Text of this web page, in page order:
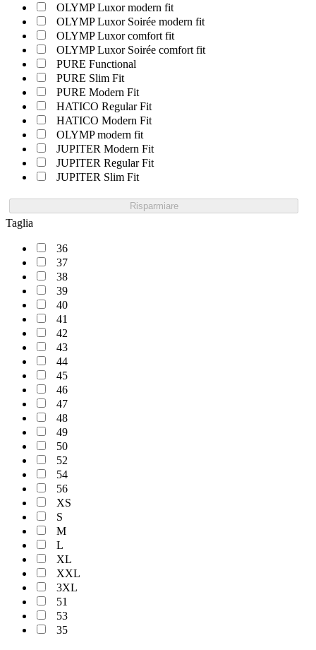
OLYMP Luxor modern fit
OLYMP Luxor Soirée modern fit
OLYMP Luxor comfort fit
OLYMP Luxor Soirée comfort fit
PURE Functional
PURE Slim Fit
PURE Modern Fit
HATICO Regular Fit
HATICO Modern Fit
OLYMP modern fit
JUPITER Modern Fit
JUPITER Regular Fit
JUPITER Slim Fit
Risparmiare
Taglia
36
37
38
39
40
41
42
43
44
45
46
47
48
49
50
52
54
56
XS
S
M
L
XL
XXL
3XL
51
53
35